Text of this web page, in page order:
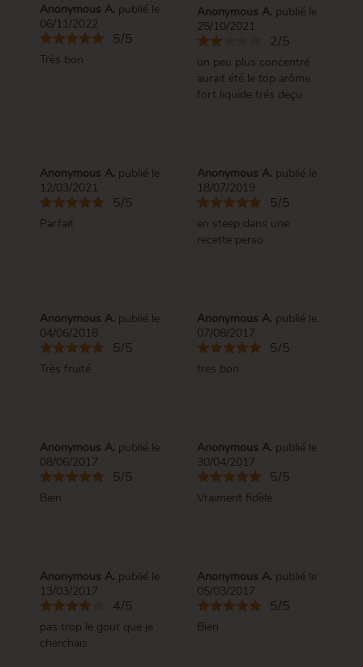
Anonymous A. publié le
06/11/2022
5/5
Très bon
Anonymous A. publié le
25/10/2021
2/5
un peu plus concentré
aurait été le top arôme
fort liquide trés deçu
Anonymous A. publié le
12/03/2021
5/5
Parfait
Anonymous A. publié le
18/07/2019
5/5
en steep dans une
recette perso
Anonymous A. publié le
04/06/2018
5/5
Très fruité
Anonymous A. publié le
07/08/2017
5/5
tres bon
Anonymous A. publié le
08/06/2017
5/5
Bien
Anonymous A. publié le
30/04/2017
5/5
Vraiment fidèle
Anonymous A. publié le
13/03/2017
4/5
pas trop le gout que je
cherchais
Anonymous A. publié le
05/03/2017
5/5
Bien